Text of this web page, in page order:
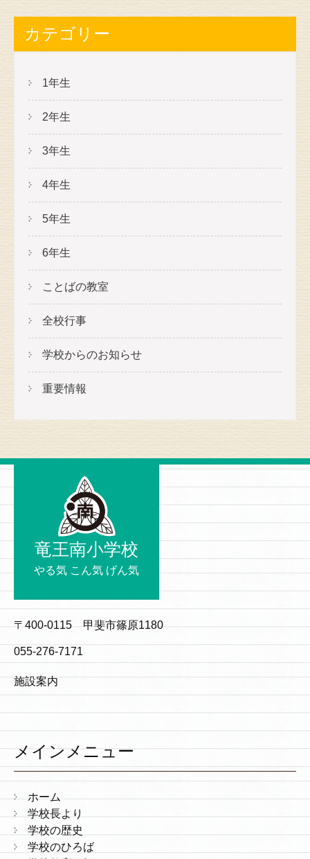
カテゴリー
1年生
2年生
3年生
4年生
5年生
6年生
ことばの教室
全校行事
学校からのお知らせ
重要情報
竜王南小学校
やる気 こん気 げん気
〒400-0115 甲斐市篠原1180
055-276-7171
施設案内
メインメニュー
ホーム
学校長より
学校の歴史
学校のひろば